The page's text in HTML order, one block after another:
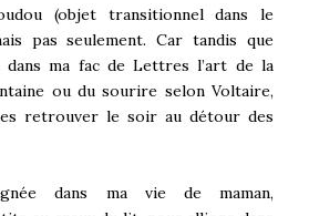
(objet transitionnel dans le
pas seulement. Car tandis que
dans ma fac de Lettres l’art de la
ou du sourire selon Voltaire,
retrouver le soir au détour des
dans ma vie de maman,